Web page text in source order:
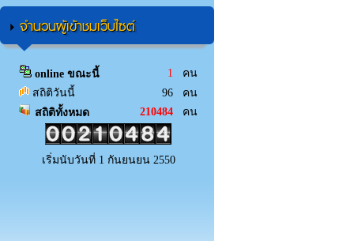
จำนวนผู้เข้าชมเว็บไซต์
online ขณะนี้ 1 คน
สถิติวันนี้
96 คน
สถิติทั้งหมด
210484 คน
เริ่มนับวันที่ 1 กันยนยน 2550